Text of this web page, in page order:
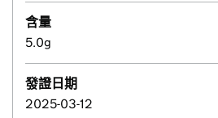
含量
5.0g
發證日期
2025-03-12